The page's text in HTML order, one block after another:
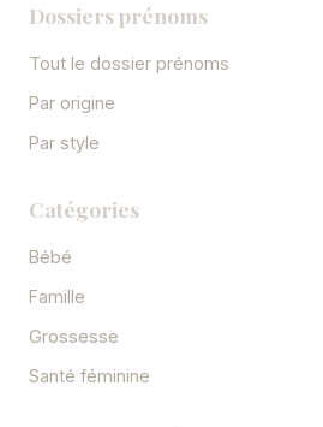
Dossiers prénoms
Tout le dossier prénoms
Par origine
Par style
Catégories
Bébé
Famille
Grossesse
Santé féminine